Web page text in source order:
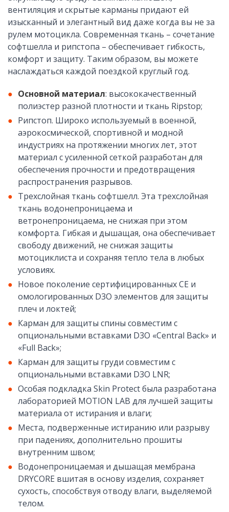
вентиляция и скрытые карманы придают ей
изысканный и элегантный вид даже когда вы не за
рулем мотоцикла. Современная ткань – сочетание
софтшелла и рипстопа – обеспечивает гибкость,
комфорт и защиту. Таким образом, вы можете
наслаждаться каждой поездкой круглый год.
Основной материал: высококачественный
полиэстер разной плотности и ткань Ripstop;
Рипстоп. Широко используемый в военной,
аэрокосмической, спортивной и модной
индустриях на протяжении многих лет, этот
материал с усиленной сеткой разработан для
обеспечения прочности и предотвращения
распространения разрывов.
Трехслойная ткань софтшелл. Эта трехслойная
ткань водонепроницаема и
ветронепроницаема, не снижая при этом
комфорта. Гибкая и дышащая, она обеспечивает
свободу движений, не снижая защиты
мотоциклиста и сохраняя тепло тела в любых
условиях.
Новое поколение сертифицированных CE и
омологированных D3O элементов для защиты
плеч и локтей;
Карман для защиты спины совместим с
опциональными вставками D3O «Central Back» и
«Full Back»;
Карман для защиты груди совместим с
опциональными вставками D3O LNR;
Особая подкладка Skin Protect была разработана
лабораторией MOTION LAB для лучшей защиты
материала от истирания и влаги;
Места, подверженные истиранию или разрыву
при падениях, дополнительно прошиты
внутренним швом;
Водонепроницаемая и дышащая мембрана
DRYCORE вшитая в основу изделия, сохраняет
сухость, способствуя отводу влаги, выделяемой
телом.